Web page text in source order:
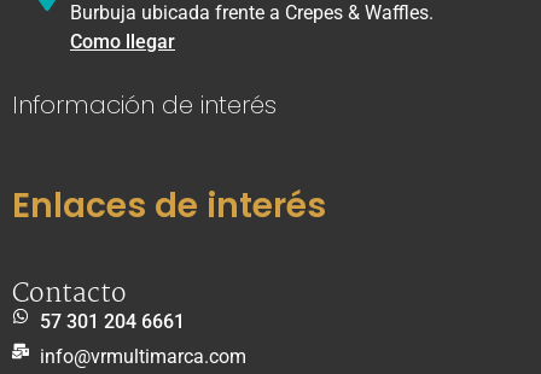
Burbuja ubicada frente a Crepes & Waffles.
Como llegar
Información de interés
Enlaces de interés
Contacto
57 301 204 6661
info@vrmultimarca.com